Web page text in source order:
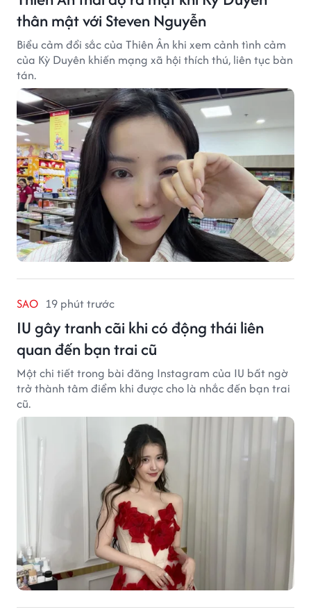
thân mật với Steven Nguyễn
Biểu cảm đổi sắc của Thiên Ân khi xem cảnh tình cảm
của Kỳ Duyên khiến mạng xã hội thích thú, liên tục bàn
tán.
SAO 19 phút trước
IU gây tranh cãi khi có động thái liên
quan đến bạn trai cũ
Một chi tiết trong bài đăng Instagram của IU bất ngờ
trở thành tâm điểm khi được cho là nhắc đến bạn trai
cũ.